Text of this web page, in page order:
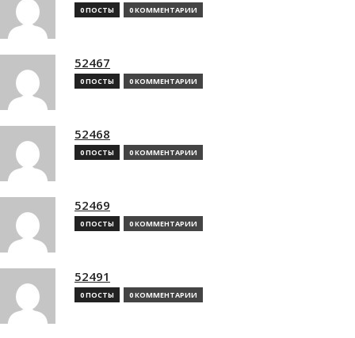
0 ПОСТЫ 0 КОММЕНТАРИИ
52467
0 ПОСТЫ 0 КОММЕНТАРИИ
52468
0 ПОСТЫ 0 КОММЕНТАРИИ
52469
0 ПОСТЫ 0 КОММЕНТАРИИ
52491
0 ПОСТЫ 0 КОММЕНТАРИИ